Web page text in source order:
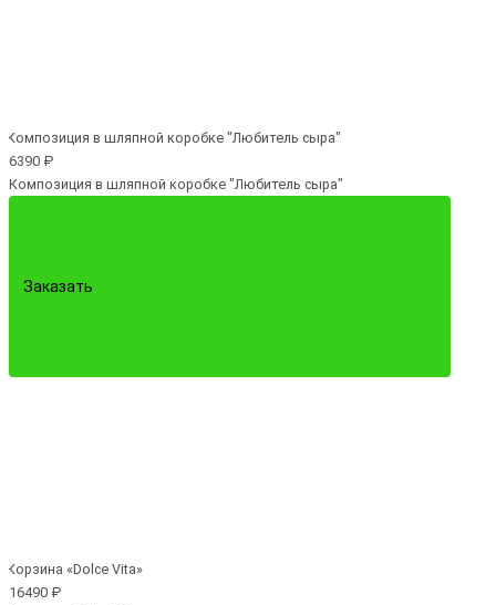
6390 ₽
Композиция в шляпной коробке "Любитель сыра"
Заказать
16490 ₽